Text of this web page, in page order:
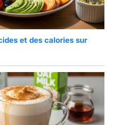
et des calories sur